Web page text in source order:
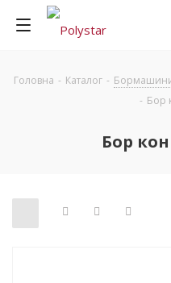
Головна - Каталог - Бормашини
- Бор
Бор